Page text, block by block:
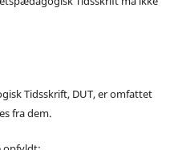
Tidsskrift, DUT, er omfattet
fra dem.